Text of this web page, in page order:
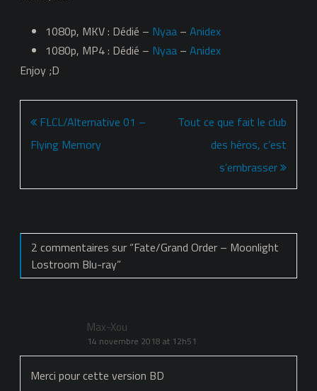
1080p, MKV : Dédié – Nyaa – Anidex
1080p, MP4 : Dédié – Nyaa – Anidex
Enjoy ;D
Navigation
de
FLCL/Alternative 01 –
Flying Memory
Tout ce que fait le club
des héros, c’est
s’embrasser
2 commentaires sur “Fate/Grand Order – Moonlight
Lostroom Blu-ray”
Max-Xou
14 novembre 2018 at 12h51
Merci pour cette version BD